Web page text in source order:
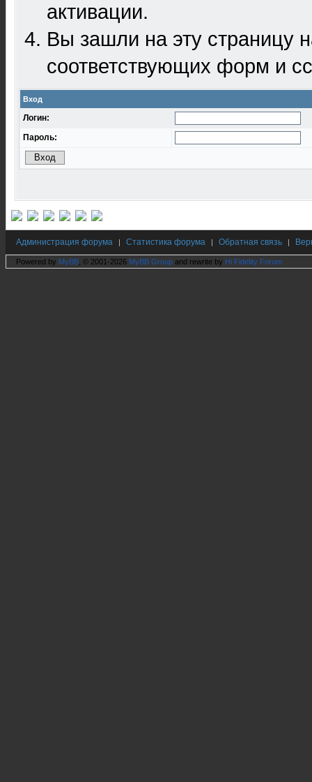
активации.
Вы зашли на эту
соответствующих форм и
Вход
Логин:
Пароль:
Администрация форума | Статистика форума | Обратная связь |
Powered by MyBB , © 2001-2026 MyBB Group and rewrite by Hi Fidelity Forum